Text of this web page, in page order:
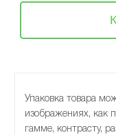
Упаковка товара
изображениях, как
гамме, контрасту,